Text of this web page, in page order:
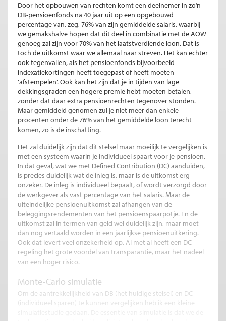
Door het opbouwen van rechten komt een deelnemer in zo’n
DB-pensioenfonds na 40 jaar uit op een opgebouwd
percentage van, zeg, 76% van zijn gemiddelde salaris, waarbij
we gemakshalve hopen dat dit deel in combinatie met de AOW
genoeg zal zijn voor 70% van het laatstverdiende loon. Dat is
toch de uitkomst waar we allemaal naar streven. Het kan echter
ook tegenvallen, als het pensioenfonds bijvoorbeeld
indexatiekortingen heeft toegepast of heeft moeten
‘afstempelen’. Ook kan het zijn dat je in tijden van lage
dekkingsgraden een hogere premie hebt moeten betalen,
zonder dat daar extra pensioenrechten tegenover stonden.
Maar gemiddeld genomen zul je niet meer dan enkele
procenten onder de 76% van het gemiddelde loon terecht
komen, zo is de inschatting.
Het zal duidelijk zijn dat dit stelsel maar moeilijk te vergelijken is
met een systeem waarin je individueel spaart voor je pensioen.
In dat geval, wat we met Defined Contribution (DC) aanduiden,
is precies duidelijk wat de inleg is, maar is de uitkomst erg
onzeker. De inleg is individueel bepaalt, of wordt verzorgd door
de werkgever als vast percentage van het salaris. Maar de
uiteindelijke pensioenuitkomst zal afhangen van de
beleggingsrendementen van het pensioenspaarpotje. En de
uitkomst zal in termen van geld wel duidelijk zijn, maar moet
dan nog vertaald worden in een jaarlijkse pensioenuitkering.
Ook dat levert veel onzekerheid op. Al met al heeft een DC-
regeling het grote voordel van transparantie, maar het nadeel
van een hoger risico.
Monte-Carlo simulatie
Om de aantrekkelijkheid van DB (het huidige stelsel) en DC
(individueel sparen) te kunnen vergelijken heb ik een kleine